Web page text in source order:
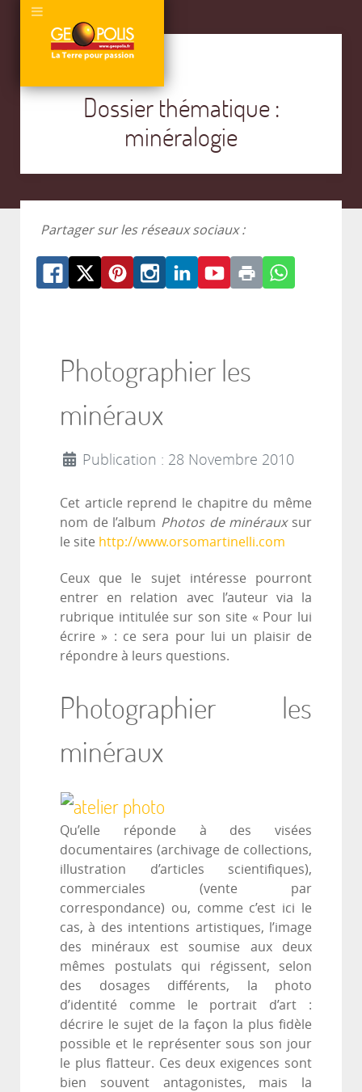
Dossier thématique :
minéralogie
Partager sur les réseaux sociaux :
Photographier les
minéraux
Publication : 28 Novembre 2010
Cet article reprend le chapitre du même
nom de l’album Photos de minérauxsur
le site http://www.orsomartinelli.com
Ceux que le sujet intéresse pourront
entrer en relation avec l’auteur via la
rubrique intitulée sur son site « Pour lui
écrire » : ce sera pour lui un plaisir de
répondre à leurs questions.
Photographier les
minéraux
Qu’elle réponde à des visées
documentaires (archivage de collections,
illustration d’articles scientifiques),
commerciales (vente par
correspondance) ou, comme c’est ici le
cas, à des intentions artistiques, l’image
des minéraux est soumise aux deux
mêmes postulats qui régissent, selon
des dosages différents, la photo
d’identité comme le portrait d’art :
décrire le sujet de la façon la plus fidèle
possible et le représenter sous son jour
le plus flatteur. Ces deux exigences sont
bien souvent antagonistes, mais la